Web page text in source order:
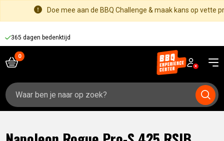
Doe mee aan de BBQ Challenge & maak kans op vette
365 dagen bedenktijd
Zoeken
naar: